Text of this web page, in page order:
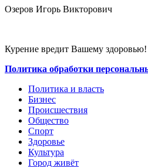
Озеров Игорь Викторович
Курение вредит Вашему здоровью!
Политика обработки
Политика и власть
Бизнес
Происшествия
Общество
Cпорт
Здоровье
Культура
Город живёт